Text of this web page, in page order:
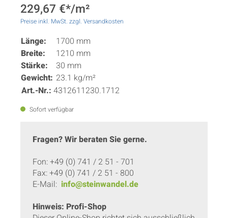
229,67 €*/m²
Preise inkl. MwSt. zzgl. Versandkosten
Länge:
1700 mm
Breite:
1210 mm
Stärke:
30 mm
Gewicht: 23.1 kg/m²
Art.-Nr.: 4312611230.1712
Sofort verfügbar
Fragen? Wir beraten Sie gerne.
Fon: +49 (0) 741 / 2 51 - 701
Fax: +49 (0) 741 / 2 51 - 800
E-Mail: info@steinwandel.de
Hinweis: Profi-Shop